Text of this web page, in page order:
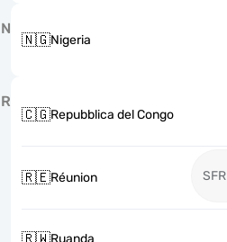
N
🇳🇬Nigeria
R
🇨🇬Repubblica del Congo
🇷🇪Réunion SFR
🇷🇼Ruanda